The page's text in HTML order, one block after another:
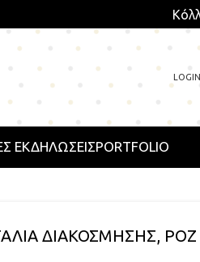
ΕΚΔΗΛΩΣΕΙΣPORTFOLIO
ΔΙΑΚΟΣΜΗΣΗΣ, ΡΟΖ